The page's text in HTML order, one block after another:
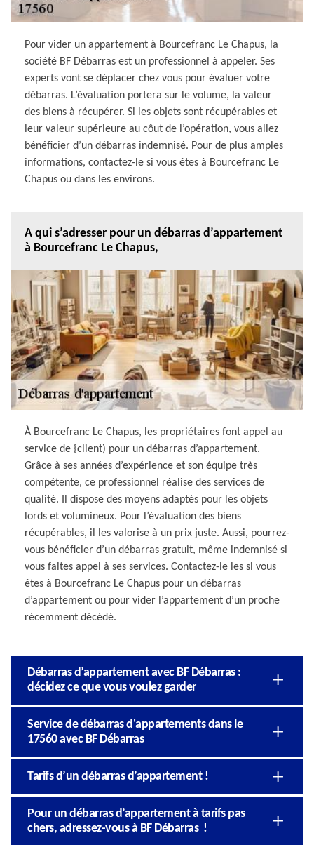
Pour vider un appartement à Bourcefranc Le Chapus, la
société BF Débarras est un professionnel à appeler. Ses
experts vont se déplacer chez vous pour évaluer votre
débarras. L’évaluation portera sur le volume, la valeur
des biens à récupérer. Si les objets sont récupérables et
leur valeur supérieure au côut de l’opération, vous allez
bénéficier d’un débarras indemnisé. Pour de plus amples
informations, contactez-le si vous êtes à Bourcefranc Le
Chapus ou dans les environs.
A qui s’adresser pour un débarras d’appartement
à Bourcefranc Le Chapus,
À Bourcefranc Le Chapus, les propriétaires font appel au
service de {client) pour un débarras d’appartement.
Grâce à ses années d’expérience et son équipe très
compétente, ce professionnel réalise des services de
qualité. Il dispose des moyens adaptés pour les objets
lords et volumineux. Pour l’évaluation des biens
récupérables, il les valorise à un prix juste. Aussi, pourrez-
vous bénéficier d’un débarras gratuit, même indemnisé si
vous faites appel à ses services. Contactez-le les si vous
êtes à Bourcefranc Le Chapus pour un débarras
d’appartement ou pour vider l’appartement d’un proche
récemment décédé.
Débarras d’appartement avec BF Débarras :
décidez ce que vous voulez garder
Service de débarras d'appartements dans le
17560 avec BF Débarras
Tarifs d’un débarras d’appartement !
Pour un débarras d’appartement à tarifs pas
chers, adressez-vous à BF Débarras !